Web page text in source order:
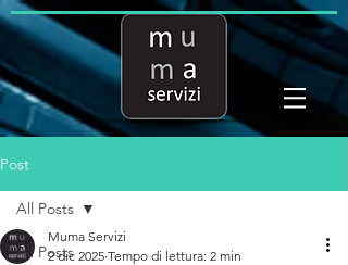
Post
All Posts
All Posts
Muma Servizi
2 dic 2025 Tempo di lettura: 2 min